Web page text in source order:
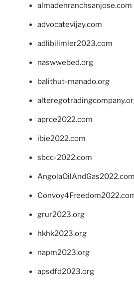
almadenranchsanjose.com
advocatevijay.com
adlibilimler2023.com
naswwebed.org
balithut-manado.org
aprce2022.com
ibie2022.com
sbcc-2022.com
AngolaOilAndGas2022.com
grur2023.org
hkhk2023.org
napm2023.org
apsdfd2023.org